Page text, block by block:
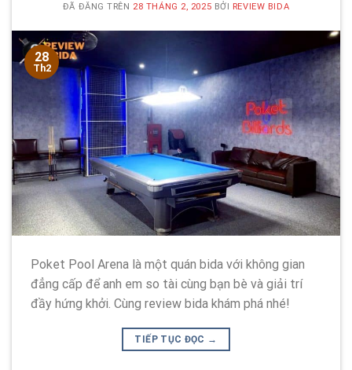
ĐÃ ĐĂNG TRÊN 28 THÁNG 2, 2025 BỞI REVIEW BIDA
28
Th2
Poket Pool Arena là một quán bida với không gian
đẳng cấp để anh em so tài cùng bạn bè và giải trí
đầy hứng khởi. Cùng review bida khám phá nhé!
TIẾP TỤC ĐỌC →